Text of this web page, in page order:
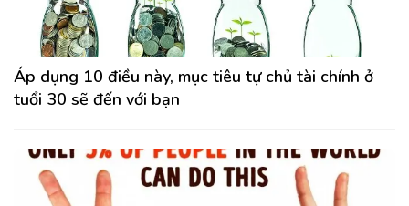
Áp dụng 10 điều này, mục tiêu tự chủ tài chính ở
tuổi 30 sẽ đến với bạn